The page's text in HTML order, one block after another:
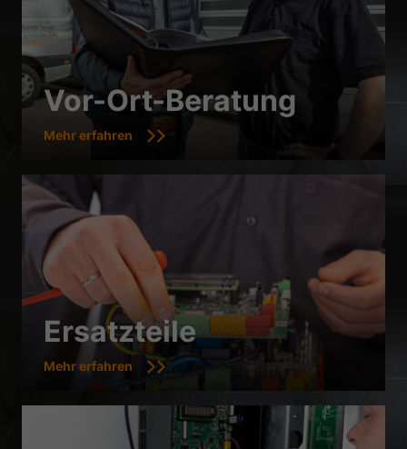
Vor-Ort-Beratung
Mehr erfahren
Ersatzteile
Mehr erfahren
Datenschutzerklärung Impressum